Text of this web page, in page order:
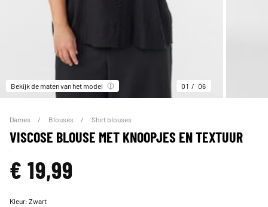
Bekijk de maten van het model 01 06
Dames Blouses Shirt blouses
VISCOSE BLOUSE MET KNOOPJES EN TEXTUUR
€ 19,99
Kleur:Zwart